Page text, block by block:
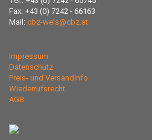
Fax: +43 (0) 7242 - 66163
Mail: cbz-wels@cbz.at
Impressum
Datenschutz
Preis- und Versandinfo
Wiederrufsrecht
AGB